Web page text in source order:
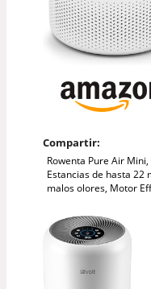
Compartir:
Rowenta Pure Air
Estancias de hasta 22
malos olores, Motor